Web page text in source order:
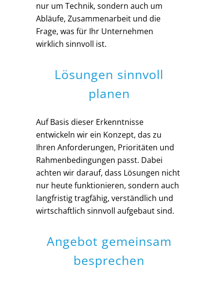
nur um Technik, sondern auch um
Abläufe, Zusammenarbeit und die
Frage, was für Ihr Unternehmen
wirklich sinnvoll ist.
Lösungen sinnvoll
planen
Auf Basis dieser Erkenntnisse
entwickeln wir ein Konzept, das zu
Ihren Anforderungen, Prioritäten und
Rahmenbedingungen passt. Dabei
achten wir darauf, dass Lösungen nicht
nur heute funktionieren, sondern auch
langfristig tragfähig, verständlich und
wirtschaftlich sinnvoll aufgebaut sind.
Angebot gemeinsam
besprechen